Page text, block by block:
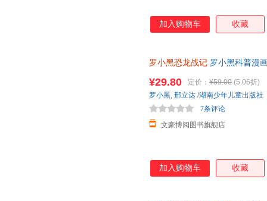
加入购物车 收藏
罗小黑恐龙战记 罗小黑科普漫
知识点。搭配化石实景指南，
前冒险之旅吧。
¥29.80 定价： ¥59.00 (5.06折)
文豪博阅图书旗舰店
7条评论
罗小黑, 邢立达 /湖南少年儿童出版社
加入购物车 收藏